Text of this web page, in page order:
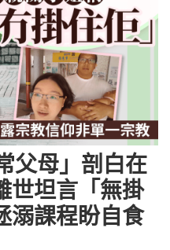
父母」剖白在
世坦言「無掛
溺課程盼自食